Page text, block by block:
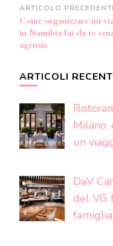
Navigazione
articoli
ARTICOLO
Come organizzare un
in Namibia fai da te
agenzie
ARTICOLI
Milano:
un
DaV
del VG